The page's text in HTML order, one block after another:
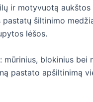
ir motyvuotą
šiltinimo
lėšos.
blokinius bei
pastato apšiltinimą